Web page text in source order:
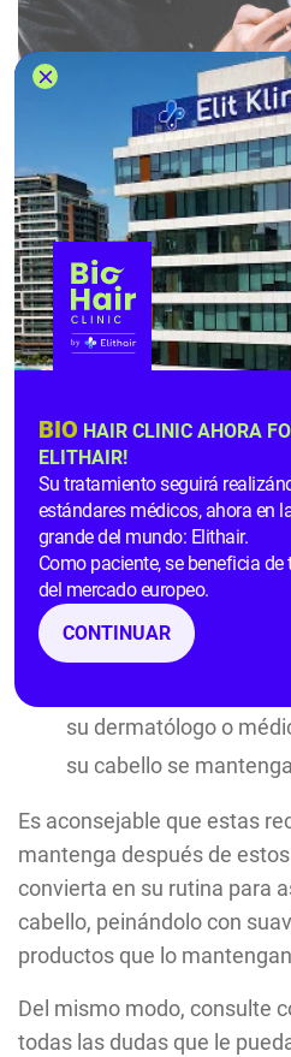
Este otro aspecto
la forma correcta garantiza
se mantenga resistente y
para empezar a peinarse el
recomendamos esperar a
óptimo para no dañar los
Si bien usted puede
peinar el cabello tras el
durante los primeros
Péinese con
tirones y, en la medida
con el cabello mojado.
Recuerde también
su dermatólogo o
su cabello se
Es aconsejable que estas
mantenga después de
convierta en su rutina para
cabello, peinándolo con
productos que lo
Del mismo modo, consulte
todas las dudas que le
BIO HAIR CLINIC AHORA
ELITHAIR!
Su tratamiento seguirá
estándares médicos, ahora en
grande del mundo: Elithair.
Como paciente, se beneficia
del mercado europeo.
CONTINUAR